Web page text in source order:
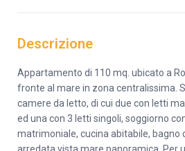
Descrizione
Appartamento di 110 mq. ubicato a
fronte al mare in zona centralissima.
camere da letto, di cui due con letti
ed una con 3 letti singoli, soggiorno
matrimoniale, cucina abitabile, bagno